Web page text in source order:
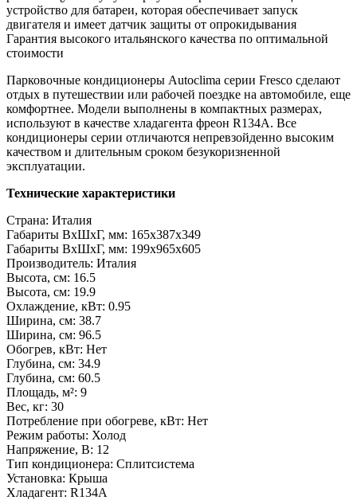
устройство для батареи, которая обеспечивает запуск
двигателя и имеет датчик защиты от опрокидывания
Гарантия высокого итальянского качества по оптимальной
стоимости
Парковочные кондиционеры Autoclima серии Fresco сделают
отдых в путешествии или рабочей поездке на автомобиле, еще
комфортнее. Модели выполнены в компактных размерах,
используют в качестве хладагента фреон R134A. Все
кондиционеры серии отличаются непревзойденно высоким
качеством и длительным сроком безукоризненной
эксплуатации.
Технические характеристики
Страна: Италия
Габариты ВхШхГ, мм: 165x387x349
Габариты ВхШхГ, мм: 199x965x605
Производитель: Италия
Высота, см: 16.5
Высота, см: 19.9
Охлаждение, кВт: 0.95
Ширина, см: 38.7
Ширина, см: 96.5
Обогрев, кВт: Нет
Глубина, см: 34.9
Глубина, см: 60.5
Площадь, м²: 9
Вес, кг: 30
Потребление при обогреве, кВт: Нет
Режим работы: Холод
Напряжение, В: 12
Тип кондиционера: Сплитсистема
Установка: Крыша
Хладагент: R134A